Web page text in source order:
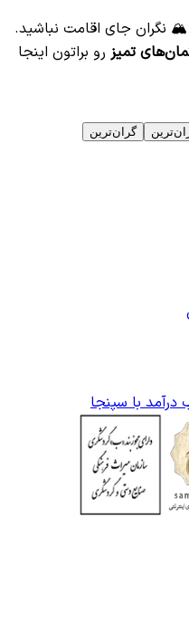
نگران جای اقامت نباشید.
تمیز رو براتون اینجا
گران‌ترین
با سپنجا